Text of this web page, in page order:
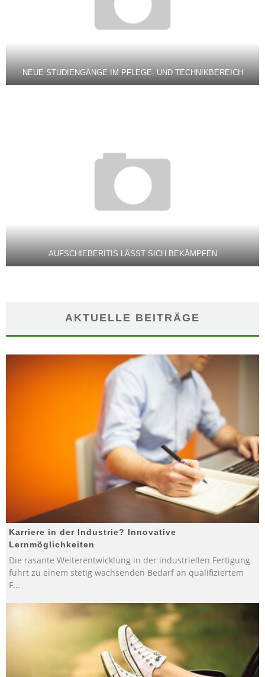
NEUE STUDIENGÄNGE IM PFLEGE- UND TECHNIKBEREICH
AUFSCHIEBERITIS LÄSST SICH BEKÄMPFEN
AKTUELLE BEITRÄGE
Karriere in der Industrie? Innovative
Lernmöglichkeiten
Die rasante Weiterentwicklung in der industriellen Fertigung
führt zu einem stetig wachsenden Bedarf an qualifiziertem
F...